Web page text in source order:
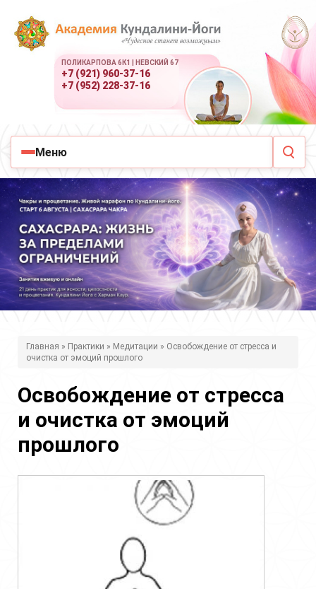
ПОЛИКАРПОВА 6К1 | НЕВСКИЙ 67
+7 (921) 960-37-16
+7 (952) 228-37-16
Меню
з
д
е
ь
Главная » Практики » Медитации » Освобождение от стресса и
очистка от эмоций прошлого
Освобождение от стресса
и очистка от эмоций
прошлого